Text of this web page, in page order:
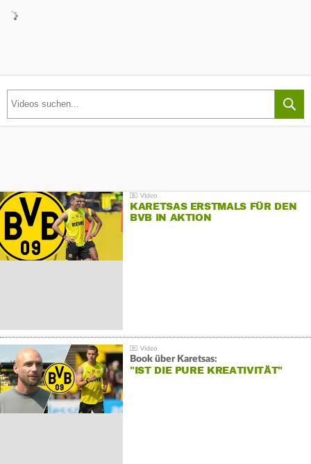
KARETSAS ERSTMALS FÜR DEN
BVB IN AKTION
Book über Karetsas:
"IST DIE PURE KREATIVITÄT"